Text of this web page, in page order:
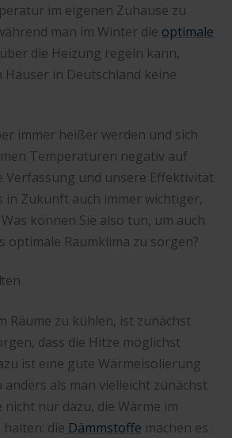
im eigenen Zuhause zu
man im Winter die optimale
über die Heizung regeln kann,
Häuser in Deutschland keine
immer heißer werden und sich
Temperaturen negativ auf
Verfassung und unsere Effektivität
in Zukunft auch immer wichtiger,
können Sie also tun, um auch
optimale Raumklima zu sorgen?
Räume zu kühlen, ist zunächst
dass die Hitze möglichst
ist eine gute Wärmeisolierung
anders als man vielleicht zunächst
nicht nur dazu, die Wärme im
die Dämmstoffe machen es